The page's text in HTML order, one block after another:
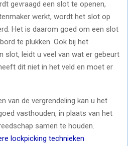
gevraagd een slot te openen,
werkt, wordt het slot op
Het is daarom goed om een ​​slot
te plukken. Ook bij het
slot, leidt u veel van wat er gebeurt
dit niet in het veld en moet er
van de vergrendeling kan u het
vasthouden, in plaats van het
samen te houden.
lockpicking technieken